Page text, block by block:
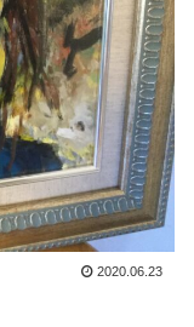
2020.06.23